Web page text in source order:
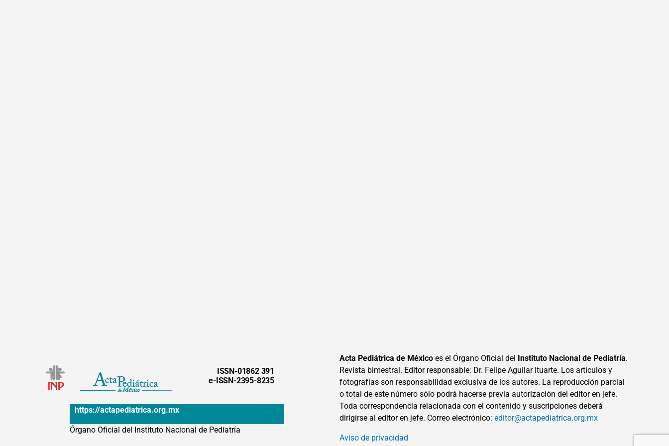
ISSN-01862 391
e-ISSN-2395-8235
https://actapediatrica.org.mx
Órgano Oficial del Instituto Nacional de Pediatría
Acta Pediátrica de México es el Órgano Oficial del Instituto Nacional de Pediatría.
Revista bimestral. Editor responsable: Dr. Felipe Aguilar Ituarte. Los artículos y
fotografías son responsabilidad exclusiva de los autores. La reproducción parcial
o total de este número sólo podrá hacerse previa autorización del editor en jefe.
Toda correspondencia relacionada con el contenido y suscripciones deberá
dirigirse al editor en jefe. Correo electrónico: editor@actapediatrica.org.mx
Aviso de privacidad